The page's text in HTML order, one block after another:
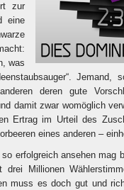
zur
eine
was
Jemand,
deren gute
damit zwar womöglich
Ertrag im Urteil des
eines anderen –
erfolgreich ansehen mag
Millionen
muss es doch gut und